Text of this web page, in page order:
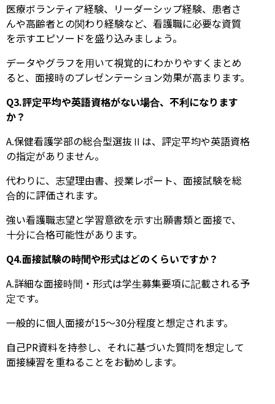
医療ボランティア経験、リーダーシップ経験、患者さ
んや高齢者との関わり経験など、看護職に必要な資質
を示すエピソードを盛り込みましょう。
データやグラフを用いて視覚的にわかりやすくまとめ
ると、面接時のプレゼンテーション効果が高まります。
Q3.評定平均や英語資格がない場合、不利になります
か？
A.保健看護学部の総合型選抜Ⅱは、評定平均や英語資格
の指定がありません。
代わりに、志望理由書、授業レポート、面接試験を総
合的に評価されます。
強い看護職志望と学習意欲を示す出願書類と面接で、
十分に合格可能性があります。
Q4.面接試験の時間や形式はどのくらいですか？
A.詳細な面接時間・形式は学生募集要項に記載される予
定です。
一般的に個人面接が15〜30分程度と想定されます。
自己PR資料を持参し、それに基づいた質問を想定して
面接練習を重ねることをお勧めします。